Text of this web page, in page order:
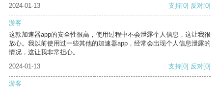
2024-01-13
支持[0] 反对[0]
游客
这款加速器app的安全性很高，使用过程中不会泄露个人信息，这让我很
放心。我以前使用过一些其他的加速器app，经常会出现个人信息泄露的
情况，这让我非常担心。
2024-01-13
支持[0] 反对[0]
游客